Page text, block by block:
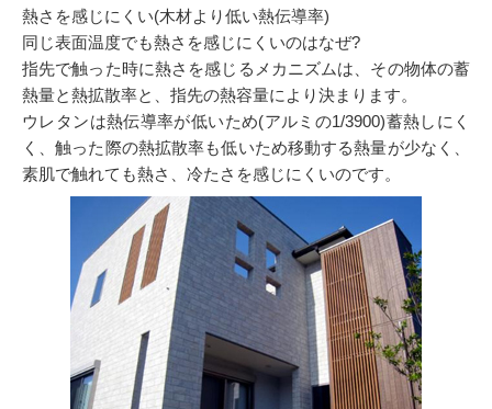
熱さを感じにくい(木材より低い熱伝導率)
同じ表面温度でも熱さを感じにくいのはなぜ?
指先で触った時に熱さを感じるメカニズムは、その物体の蓄
熱量と熱拡散率と、指先の熱容量により決まります。
ウレタンは熱伝導率が低いため(アルミの1/3900)蓄熱しにく
く、触った際の熱拡散率も低いため移動する熱量が少なく、
素肌で触れても熱さ、冷たさを感じにくいのです。